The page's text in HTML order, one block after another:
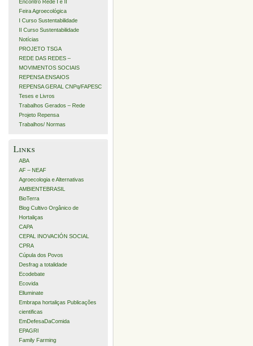
Encontro Rede I e II
Feira Agroecológica
I Curso Sustentabilidade
II Curso Sustentabilidade
Notícias
PROJETO TSGA
REDE DAS REDES –
MOVIMENTOS SOCIAIS
REPENSA ENSAIOS
REPENSA GERAL CNPq/FAPESC
Teses e Livros
Trabalhos Gerados – Rede
Projeto Repensa
Trabalhos/ Normas
Links
ABA
AF – NEAF
Agroecologia e Alternativas
AMBIENTEBRASIL
BioTerra
Blog Cultivo Orgânico de
Hortaliças
CAPA
CEPAL INOVACIÓN SOCIAL
CPRA
Cúpula dos Povos
Desfrag a totalidade
Ecodebate
Ecovida
Elluminate
Embrapa hortaliças Publicações
cientificas
EmDefesaDaComida
EPAGRI
Family Farming